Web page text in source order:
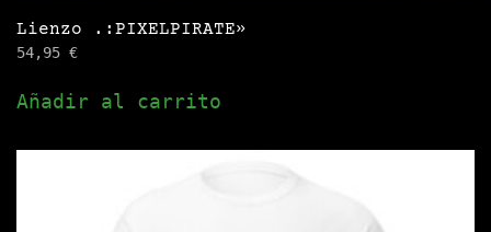
Lienzo .:PIXELPIRATE»
54,95 €
Añadir al carrito